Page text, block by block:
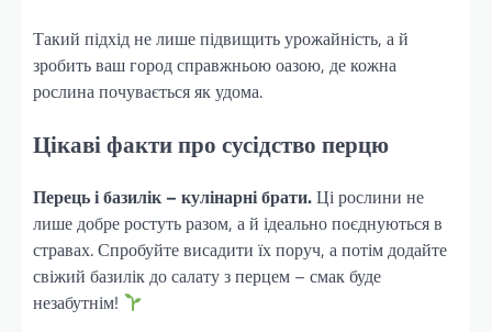
Такий підхід не лише підвищить урожайність, а й
зробить ваш город справжньою оазою, де кожна
рослина почувається як удома.
Цікаві факти про сусідство перцю
Перець і базилік – кулінарні брати.Ці рослини не
лише добре ростуть разом, а й ідеально поєднуються в
стравах. Спробуйте висадити їх поруч, а потім додайте
свіжий базилік до салату з перцем – смак буде
незабутнім!